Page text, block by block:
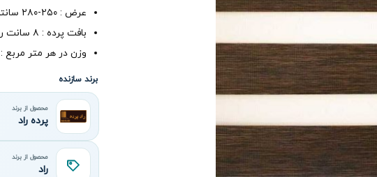
عرض : ۲۵۰-۲۸۰ سانتی متر
بافت پرده : ۸ سانت رنگی ، ۵ سانتی حریر
وزن در هر متر مربع : ۹۸ گرم
برند سازنده
محصول از برند
پرده راد
محصول از برند
راد